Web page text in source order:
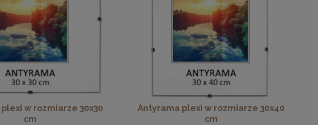
Antyrama plexi w rozmiarze 70x100 cm
Cena regularna:
w rozmiarze 30x30
cm
Antyrama plexi w rozmiarze 30x40
cm